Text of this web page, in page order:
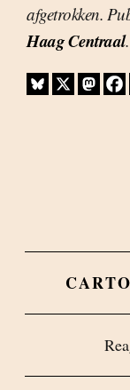
afgetrokken.
Haag Centraal